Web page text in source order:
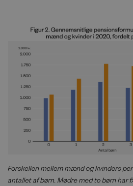
Forskellen mellem mænd og kvinders
antallet af børn. Mødre med to børn har